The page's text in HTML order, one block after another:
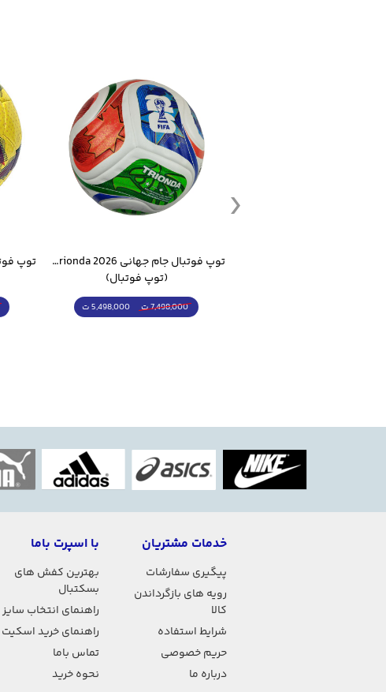
توپ فوتبال جام جهانی 2026 Trionda مشابه اورجینال
(توپ فوتبال)
7,498,000 ت 5,498,000 ت
خدمات مشتریان
پیگیری سفارشات
رویه های بازگرداندن
کالا
شرایط استفاده
حریم خصوصی
درباره ما
با اسپرت باما
بهترین کفش های
بسکتبال
راهنمای انتخاب سایز
راهنمای خرید اسکیت
تماس باما
نحوه خرید